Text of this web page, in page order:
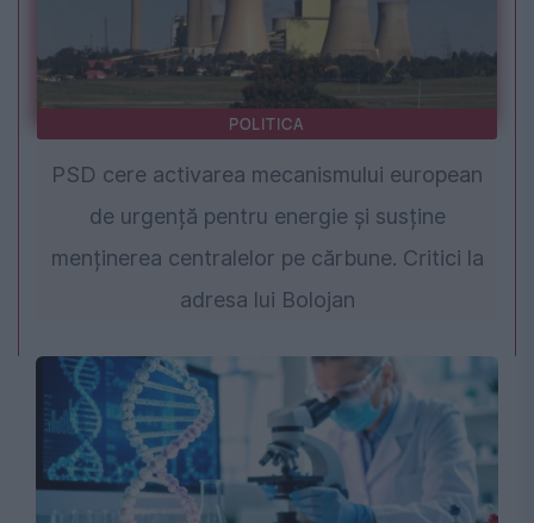
POLITICA
PSD cere activarea mecanismului european
de urgență pentru energie și susține
menținerea centralelor pe cărbune. Critici la
adresa lui Bolojan